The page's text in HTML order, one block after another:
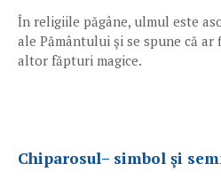
În religiile păgâne, ulmul este
ale Pământului şi se spune că
altor făpturi magice.
Chiparosul– simbol şi